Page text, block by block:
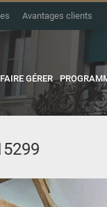
Avantages clients
FAIRE GÉRER